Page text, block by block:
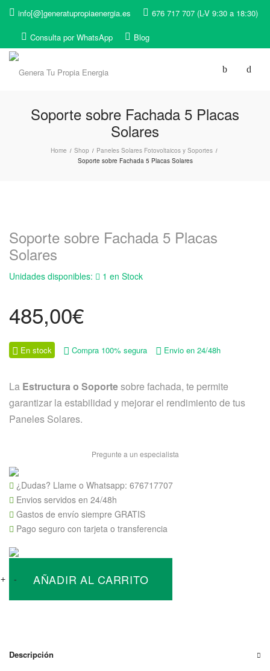
info[@]generatupropiaenergia.es 676 717 707 (L-V 9:30 a 18:30)
Consulta por WhatsApp Blog
Soporte sobre Fachada 5 Placas
Solares
Home / Shop / Paneles Solares Fotovoltaicos y Soportes /
Soporte sobre Fachada 5 Placas Solares
Soporte sobre Fachada 5 Placas
Solares
Unidades disponibles: 1 en Stock
485,00€
En stock Compra 100% segura Envio en 24/48h
La Estructura o Soportesobre fachada, te permite
garantizar la estabilidad y mejorar el rendimiento de tus
Paneles Solares.
Pregunte a un especialista
¿Dudas? Llame o Whatsapp: 676717707
Envios servidos en 24/48h
Gastos de envío siempre GRATIS
Pago seguro con tarjeta o transferencia
-sobre
cantidad
+ AÑADIR AL CARRITO
Descripción